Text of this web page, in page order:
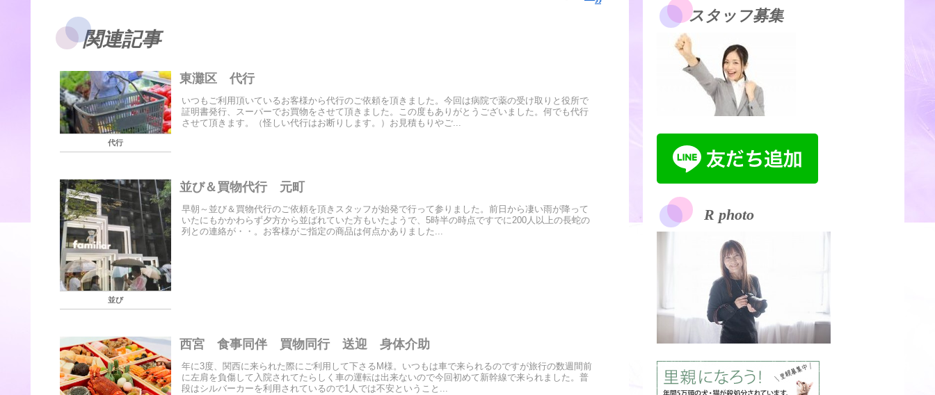
関連記事
代行
東灘区 代行
いつもご利用頂いているお客様から代行のご依頼を頂きました。今回は病院で薬の受け取りと役所で
証明書発行、スーパーでお買物をさせて頂きました。この度もありがとうございました。何でも代行
させて頂きます。（怪しい代行はお断りします。）お見積もりやご...
並び
並び＆買物代行 元町
早朝～並び＆買物代行のご依頼を頂きスタッフが始発で行って参りました。前日から凄い雨が降って
いたにもかかわらず夕方から並ばれていた方もいたようで、5時半の時点ですでに200人以上の長蛇の
列との連絡が・・。お客様がご指定の商品は何点かありました...
西宮 食事同伴 買物同行 送迎 身体介助
年に3度、関西に来られた際にご利用して下さるM様。いつもは車で来られるのですが旅行の数週間前
に左肩を負傷して入院されてたらしく車の運転は出来ないので今回初めて新幹線で来られました。普
段はシルバーカーを利用されているので1人では不安ということ...
スタッフ募集
R photo